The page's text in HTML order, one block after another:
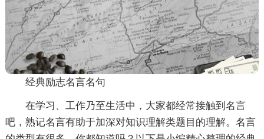
经典励志名言名句
在学习、工作乃至生活中，大家都经常接触到名言
吧，熟记名言有助于加深对知识理解类题目的理解。名言